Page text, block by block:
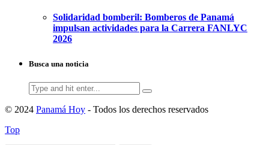
Solidaridad bomberil: Bomberos de Panamá
impulsan actividades para la Carrera FANLYC
2026
Busca una noticia
Search
for:
© 2024 Panamá Hoy - Todos los derechos reservados
Top